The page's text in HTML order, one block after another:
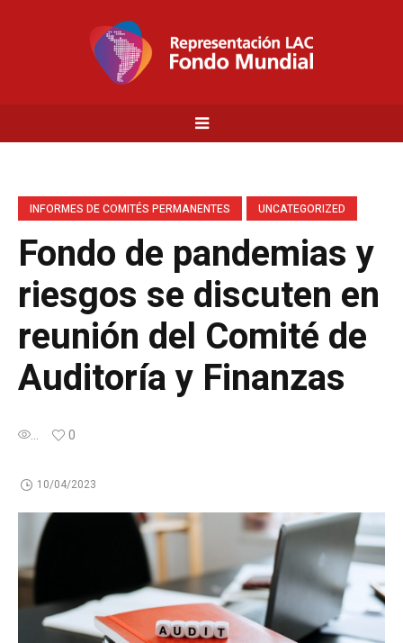
INFORMES DE COMITÉS PERMANENTES UNCATEGORIZED
Fondo de pandemias y
riesgos se discuten en
reunión del Comité de
Auditoría y Finanzas
... 0
10/04/2023